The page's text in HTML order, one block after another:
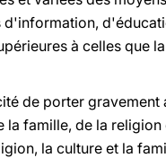
à celles que
de porter gravement
famille, de la
la culture et la